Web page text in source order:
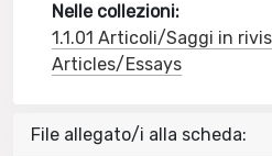
Nelle collezioni:
1.1.01 Articoli/Saggi in
Articles/Essays
File allegato/i alla scheda: